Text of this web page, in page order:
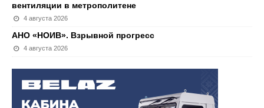
вентиляции в метрополитене
4 августа 2026
АНО «НОИВ». Взрывной прогресс
4 августа 2026